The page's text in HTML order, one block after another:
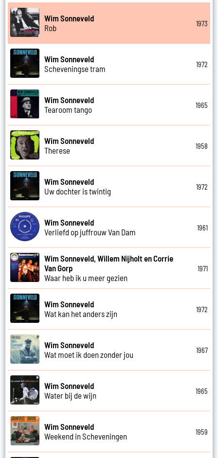
Wim Sonneveld
Rob
1973
Wim Sonneveld
Scheveningse tram
1972
Wim Sonneveld
Tearoom tango
1965
Wim Sonneveld
Therese
1958
Wim Sonneveld
Uw dochter is twintig
1972
Wim Sonneveld
Verliefd op juffrouw Van Dam
1961
Wim Sonneveld, Willem Nijholt en Corrie
Van Gorp
Waar heb ik u meer gezien
1971
Wim Sonneveld
Wat kan het anders zijn
1972
Wim Sonneveld
Wat moet ik doen zonder jou
1967
Wim Sonneveld
Water bij de wijn
1965
Wim Sonneveld
Weekend in Scheveningen
1959